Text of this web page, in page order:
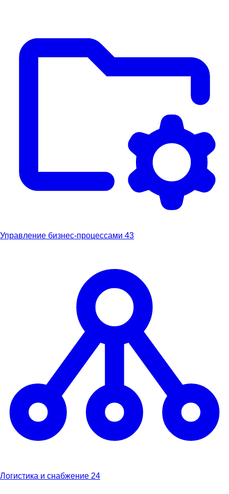
Управление бизнес-процессами 43
Логистика и снабжение 24